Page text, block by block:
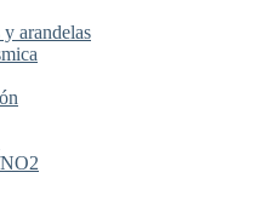
arandelas